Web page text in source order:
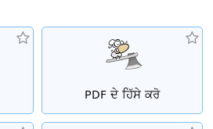
PDF ਦੇ ਹਿੱਸੇ ਕਰੋ